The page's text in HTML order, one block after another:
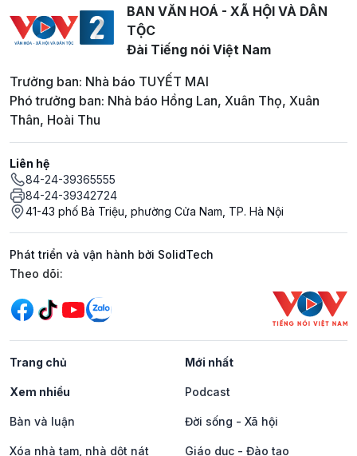
BAN VĂN HOÁ - XÃ HỘI VÀ DÂN
TỘC
Đài Tiếng nói Việt Nam
Trưởng ban: Nhà báo TUYẾT MAI
Phó trưởng ban: Nhà báo Hồng Lan, Xuân Thọ, Xuân
Thân, Hoài Thu
Liên hệ
84-24-39365555
84-24-39342724
41-43 phố Bà Triệu, phường Cửa Nam, TP. Hà Nội
Phát triển và vận hành bởi SolidTech
Mạng xã hội
Theo dõi:
Trang chủ Mới nhất
Xem nhiều Podcast
Bàn và luận Đời sống - Xã hội
Xóa nhà tạm, nhà dột nát Giáo dục - Đào tạo